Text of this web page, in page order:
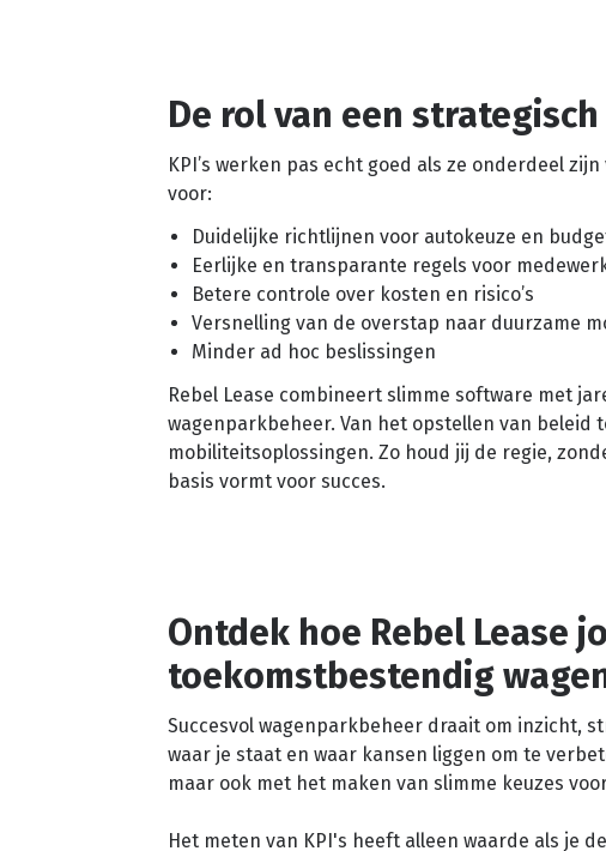
De rol van een
KPI’s werken pas echt goed als ze onderdeel
voor:
Duidelijke richtlijnen voor autokeuze en
Eerlijke en transparante regels voor
Betere controle over kosten en risico’s
Versnelling van de overstap naar duurzame
Minder ad hoc beslissingen
Rebel Lease combineert slimme software met
wagenparkbeheer. Van het opstellen van beleid
mobiliteitsoplossingen. Zo houd jij de regie,
basis vormt voor succes.
Ontdek hoe Rebel Lease
toekomstbestendig
Succesvol wagenparkbeheer draait om inzicht,
waar je staat en waar kansen liggen om te
maar ook met het maken van slimme keuzes
Het meten van KPI's heeft alleen waarde als je